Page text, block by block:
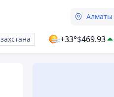
Алматы
+33°$469.93